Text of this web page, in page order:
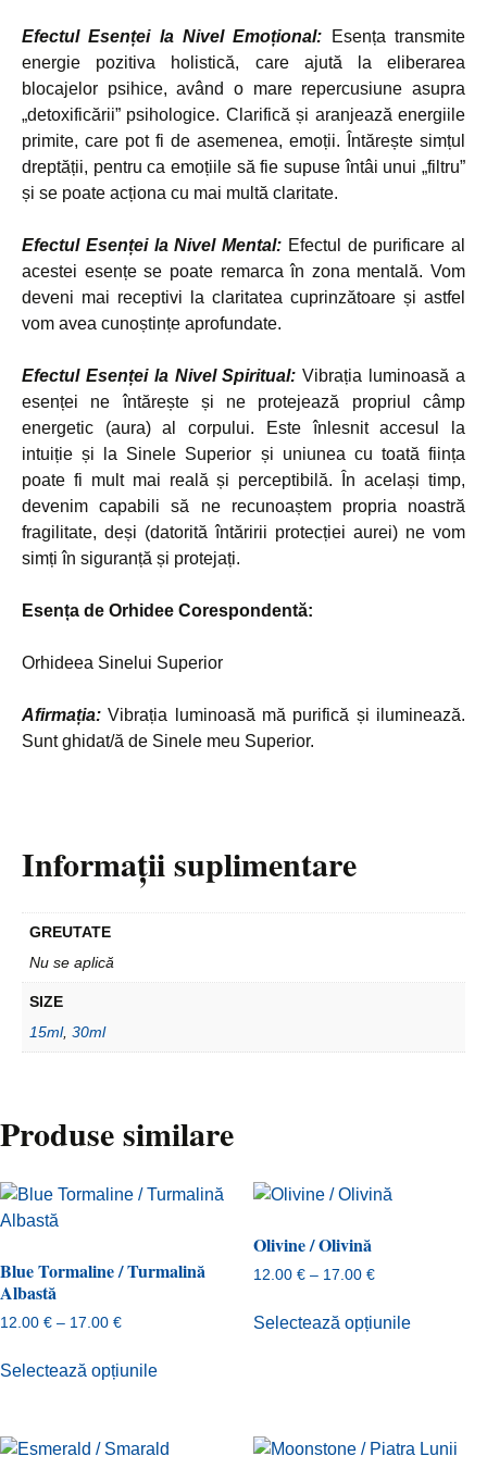
Efectul Esenței la Nivel Emoțional:
Esența transmite
energie pozitiva holistică, care ajută la eliberarea
blocajelor psihice, având o mare repercusiune asupra
„detoxificării” psihologice. Clarifică și aranjează energiile
primite, care pot fi de asemenea, emoții. Întărește simțul
dreptății, pentru ca emoțiile să fie supuse întâi unui „filtru”
și se poate acționa cu mai multă claritate.
Efectul Esenței la Nivel Mental: Efectul de purificare al
acestei esențe se poate remarca în zona mentală. Vom
deveni mai receptivi la claritatea cuprinzătoare și astfel
vom avea cunoștințe aprofundate.
Efectul Esenței la Nivel Spiritual:Vibrația luminoasă a
esenței ne întărește și ne protejează propriul câmp
energetic (aura) al corpului. Este înlesnit accesul la
intuiție și la Sinele Superior și uniunea cu toată ființa
poate fi mult mai reală și perceptibilă. În același timp,
devenim capabili să ne recunoaștem propria noastră
fragilitate, deși (datorită întăririi protecției aurei) ne vom
simți în siguranță și protejați.
Esența de Orhidee Corespondentă:
Orhideea Sinelui Superior
Afirmația:Vibrația luminoasă mă purifică și iluminează.
Sunt ghidat/ă de Sinele meu Superior.
Informații suplimentare
GREUTATE
Nu se aplică
SIZE
15ml, 30ml
Produse similare
Blue Tormaline / Turmalină
Albastă
12.00 € – 17.00 €Interval
prețuri:
17.00 €
Selectează opțiunileprodus
multe
Olivine / Olivină
12.00 € – 17.00 €Interval
prețuri:
Selectează opțiunileprodus
Opțiunile